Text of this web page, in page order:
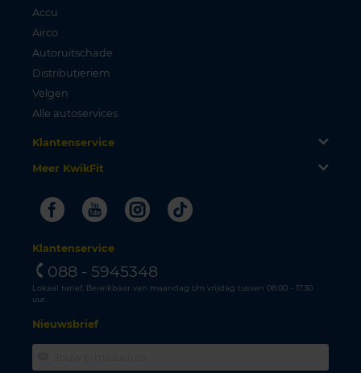
Accu
Airco
Autoruitschade
Distributieriem
Velgen
Alle autoservices
Klantenservice
Meer KwikFit
FacebookYoutubeInstagram
Tiktok
Klantenservice
088 - 5945348
Lokaal tarief. Bereikbaar van maandag t/m vrijdag tussen 08.00 - 17.30
uur.
Nieuwsbrief